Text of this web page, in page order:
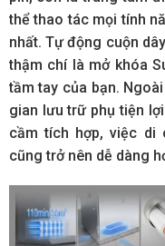
thể thao tác mọi tính
nhất. Tự động cuộn
thậm chí là mở khóa
tầm tay của bạn.
gian lưu trữ phụ tiện
cầm tích hợp, việc di
cũng trở nên dễ dàng